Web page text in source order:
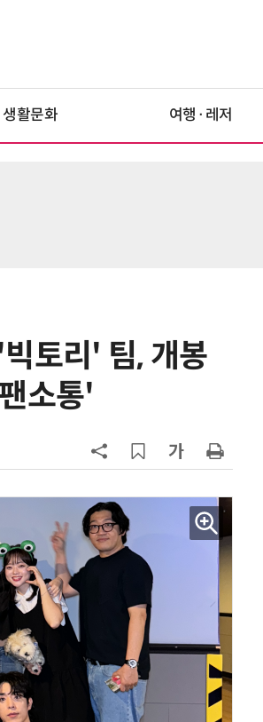
생활문화 여행·레저
토리' 팀, 개봉
소통'
현업에서 바로 쓰는 "하네스 엔지니어링" 실습 교육